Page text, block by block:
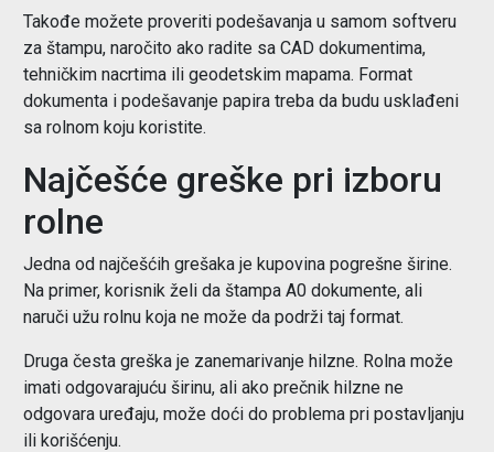
Takođe možete proveriti podešavanja u samom softveru
za štampu, naročito ako radite sa CAD dokumentima,
tehničkim nacrtima ili geodetskim mapama. Format
dokumenta i podešavanje papira treba da budu usklađeni
sa rolnom koju koristite.
Najčešće greške pri izboru
rolne
Jedna od najčešćih grešaka je kupovina pogrešne širine.
Na primer, korisnik želi da štampa A0 dokumente, ali
naruči užu rolnu koja ne može da podrži taj format.
Druga česta greška je zanemarivanje hilzne. Rolna može
imati odgovarajuću širinu, ali ako prečnik hilzne ne
odgovara uređaju, može doći do problema pri postavljanju
ili korišćenju.